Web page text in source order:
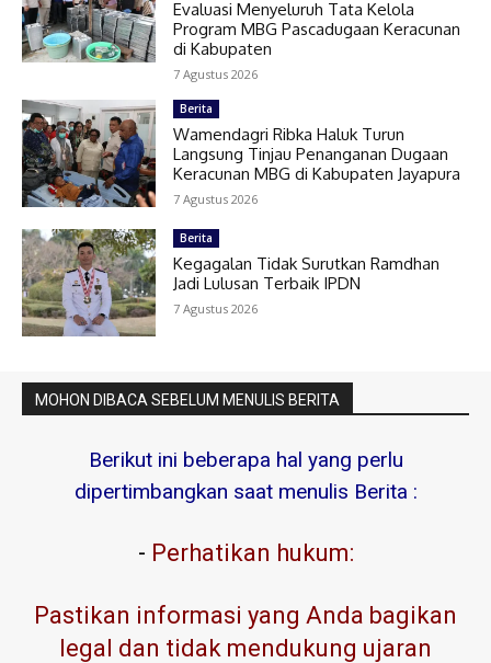
Evaluasi Menyeluruh Tata Kelola
Program MBG Pascadugaan Keracunan
di Kabupaten
7 Agustus 2026
Berita
Wamendagri Ribka Haluk Turun
Langsung Tinjau Penanganan Dugaan
Keracunan MBG di Kabupaten Jayapura
7 Agustus 2026
Berita
Kegagalan Tidak Surutkan Ramdhan
Jadi Lulusan Terbaik IPDN
7 Agustus 2026
MOHON DIBACA SEBELUM MENULIS BERITA
Berikut ini beberapa hal yang perlu
dipertimbangkan saat menulis Berita :
- Perhatikan hukum:
Pastikan informasi yang Anda bagikan
legal dan tidak mendukung ujaran